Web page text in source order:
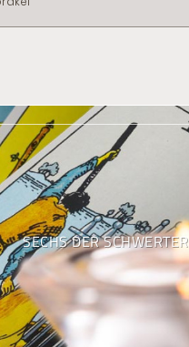
SECHS DER SCHWERTER